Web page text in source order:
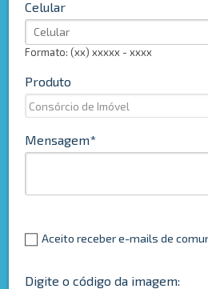
Celular
Formato: (xx) xxxxx - xxxx
Produto
Mensagem
Aceito receber e-mails de
Digite o código da imagem: